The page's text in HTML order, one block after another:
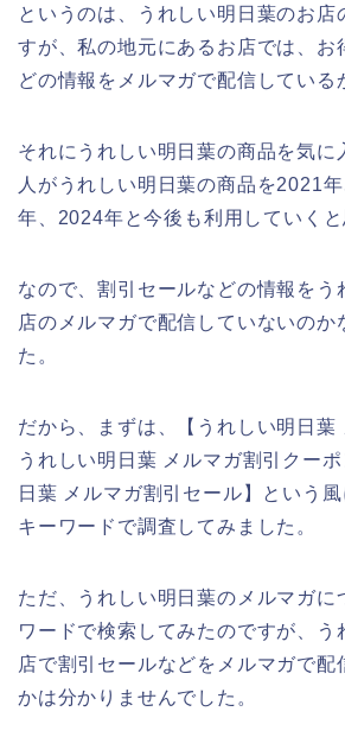
というのは、うれしい明日葉のお店
すが、私の地元にあるお店では、お
どの情報をメルマガで配信している
それにうれしい明日葉の商品を気に
人がうれしい明日葉の商品を2021
年、2024年と今後も利用していく
なので、割引セールなどの情報をう
店のメルマガで配信していないのか
た。
だから、まずは、【うれしい明日葉
うれしい明日葉 メルマガ割引クー
日葉 メルマガ割引セール】という
キーワードで調査してみました。
ただ、うれしい明日葉のメルマガに
ワードで検索してみたのですが、う
店で割引セールなどをメルマガで配
かは分かりませんでした。